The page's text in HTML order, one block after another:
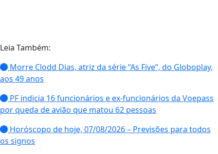
Leia Também:
Morre Clodd Dias, atriz da série “As Five”, do Globoplay,
aos 49 anos
PF indicia 16 funcionários e ex-funcionários da Voepass
por queda de avião que matou 62 pessoas
Horóscopo de hoje, 07/08/2026 – Previsões para todos
os signos